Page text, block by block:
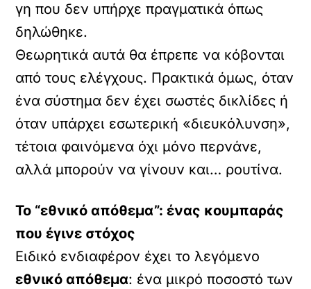
γη που δεν υπήρχε πραγματικά όπως
δηλώθηκε.
Θεωρητικά αυτά θα έπρεπε να κόβονται
από τους ελέγχους. Πρακτικά όμως, όταν
ένα σύστημα δεν έχει σωστές δικλίδες ή
όταν υπάρχει εσωτερική «διευκόλυνση»,
τέτοια φαινόμενα όχι μόνο περνάνε,
αλλά μπορούν να γίνουν και… ρουτίνα.
Το “εθνικό απόθεμα”: ένας κουμπαράς
που έγινε στόχος
Ειδικό ενδιαφέρον έχει το λεγόμενο
εθνικό απόθεμα: ένα μικρό ποσοστό των